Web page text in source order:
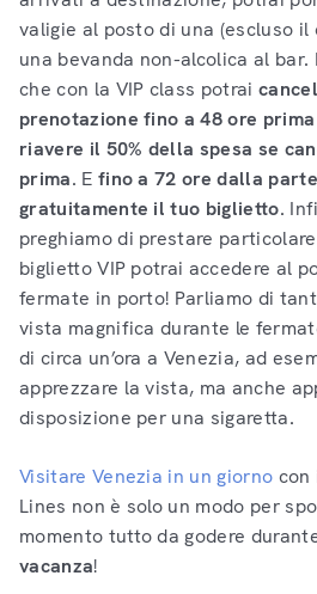
valigie al posto di una (escluso il
una bevanda non-alcolica al
che con la VIP class potrai
prenotazione fino a 48 ore
riavere il 50% della spesa se
prima. E fino a 72 ore dalla
gratuitamente il tuo biglietto.
preghiamo di prestare
biglietto VIP potrai accedere al
fermate in porto! Parliamo di
vista magnifica durante le
di circa un’ora a Venezia, ad
apprezzare la vista, ma anche
disposizione per una sigaretta.
Visitare Venezia in un giorno con
Lines non è solo un modo per
momento tutto da godere
vacanza!